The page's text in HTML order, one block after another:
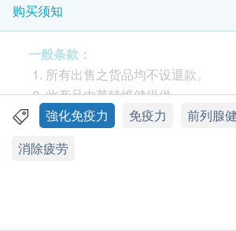
产地
香港
包装
每瓶90片，每片750毫克
功效
专为亚洲男士专属定制，补充25种维
购买须知
一般条款：
所有出售之货品均不设退款。
此产品由莱特维健提供。
如有任何争议，莱特维
強化免疫力 免疫力 前列腺
消除疲劳